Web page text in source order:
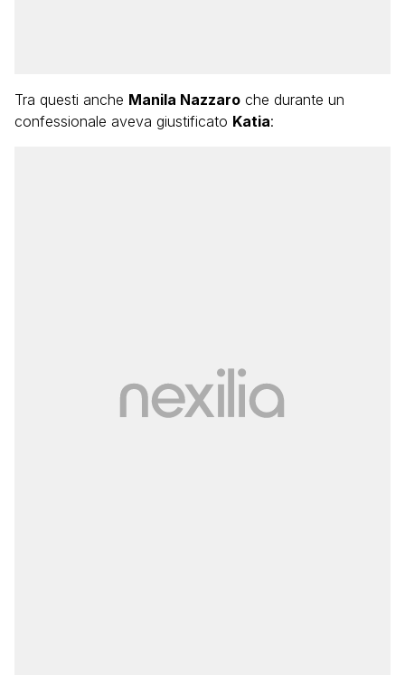
Tra questi anche Manila Nazzaro che durante un
confessionale aveva giustificato Katia: